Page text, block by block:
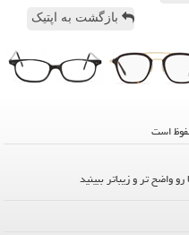
بازگشت به اپتیک
واضح تر و زیباتر ببینید